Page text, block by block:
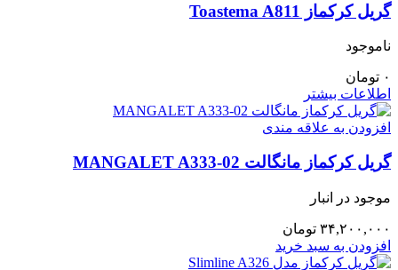
گریل کرکماز Toastema A811
ناموجود
۰ تومان
اطلاعات بیشتر
افزودن به علاقه مندی
گریل کرکماز مانگالت MANGALET A333-02
موجود در انبار
۳۴,۲۰۰,۰۰۰ تومان
افزودن به سبد خرید